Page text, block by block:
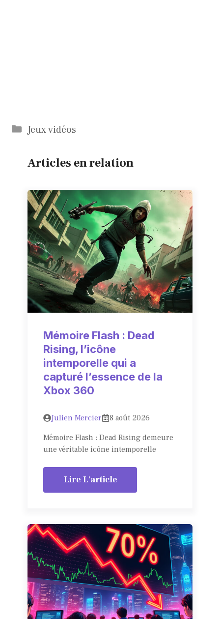
Catégories
Jeux vidéos
Articles en relation
Mémoire Flash : Dead
Rising, l’icône
intemporelle qui a
capturé l’essence de la
Xbox 360
Julien Mercier
8 août 2026
Mémoire Flash : Dead Rising demeure
une véritable icône intemporelle
Lire L'article